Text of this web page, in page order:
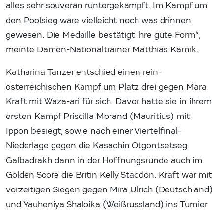
alles sehr souverän runtergekämpft. Im Kampf um
den Poolsieg wäre vielleicht noch was drinnen
gewesen. Die Medaille bestätigt ihre gute Form“,
meinte Damen-Nationaltrainer Matthias Karnik.
Katharina Tanzer entschied einen rein-
österreichischen Kampf um Platz drei gegen Mara
Kraft mit Waza-ari für sich. Davor hatte sie in ihrem
ersten Kampf Priscilla Morand (Mauritius) mit
Ippon besiegt, sowie nach einer Viertelfinal-
Niederlage gegen die Kasachin Otgontsetseg
Galbadrakh dann in der Hoffnungsrunde auch im
Golden Score die Britin Kelly Staddon. Kraft war mit
vorzeitigen Siegen gegen Mira Ulrich (Deutschland)
und Yauheniya Shaloika (Weißrussland) ins Turnier